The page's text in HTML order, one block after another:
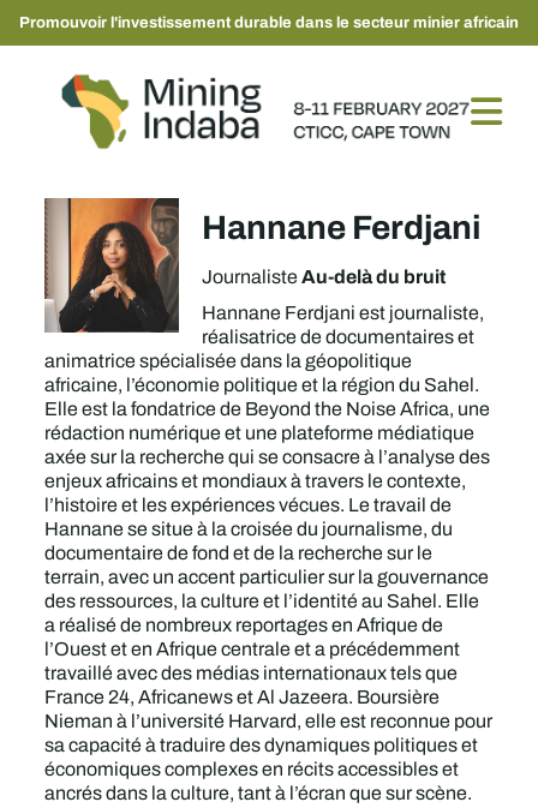
Promouvoir l'investissement durable dans le secteur minier africain
Hannane Ferdjani
JournalisteAu-delà du bruit
Hannane Ferdjani est journaliste,
réalisatrice de documentaires et
animatrice spécialisée dans la géopolitique
africaine, l’économie politique et la région du Sahel.
Elle est la fondatrice de Beyond the Noise Africa, une
rédaction numérique et une plateforme médiatique
axée sur la recherche qui se consacre à l’analyse des
enjeux africains et mondiaux à travers le contexte,
l’histoire et les expériences vécues. Le travail de
Hannane se situe à la croisée du journalisme, du
documentaire de fond et de la recherche sur le
terrain, avec un accent particulier sur la gouvernance
des ressources, la culture et l’identité au Sahel. Elle
a réalisé de nombreux reportages en Afrique de
l’Ouest et en Afrique centrale et a précédemment
travaillé avec des médias internationaux tels que
France 24, Africanews et Al Jazeera. Boursière
Nieman à l’université Harvard, elle est reconnue pour
sa capacité à traduire des dynamiques politiques et
économiques complexes en récits accessibles et
ancrés dans la culture, tant à l’écran que sur scène.